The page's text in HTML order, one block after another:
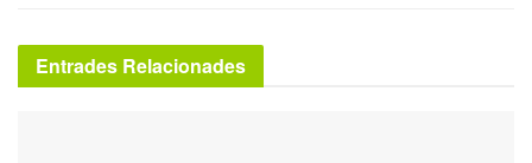
Entrades Relacionades